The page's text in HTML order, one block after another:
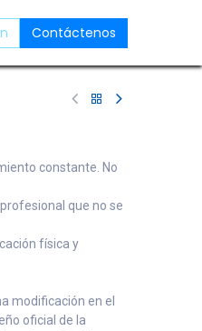
Contáctenos
constante. No
que no se
física y
modificación en el
oficial de la